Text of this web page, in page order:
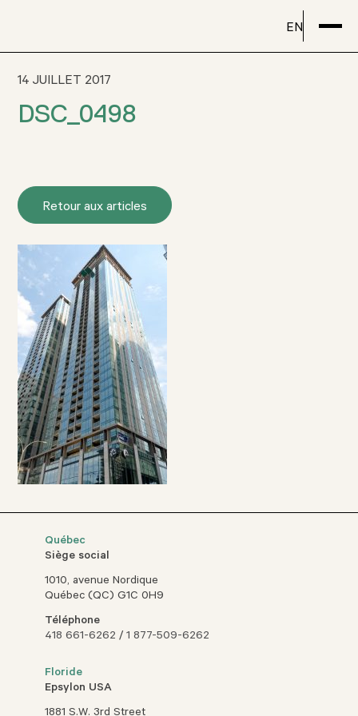
EN
14 JUILLET 2017
DSC_0498
Retour aux articles
Québec
Siège social
1010, avenue Nordique
Québec (QC) G1C 0H9
Téléphone
418 661-6262 /1 877-509-6262
Floride
Epsylon USA